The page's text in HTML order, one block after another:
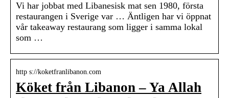
Vi har jobbat med Libanesisk mat sen 1980, första
restaurangen i Sverige var … Äntligen har vi öppnat
vår takeaway restaurang som ligger i samma lokal
som …
http s://koketfranlibanon.com
Köket från Libanon – Ya Allah